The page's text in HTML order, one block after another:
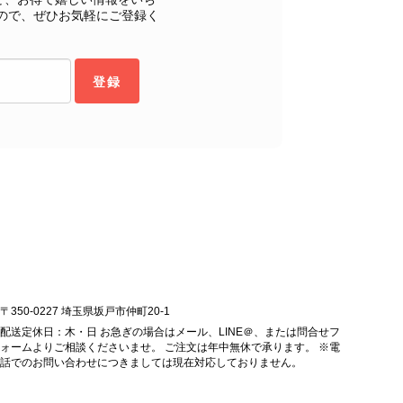
いただいたバッグに続き、今回のバッグも「一軍バッ
いいたします。 VintageShop solo
を購入させていただき、ありがとうございました。
、ぜひお気軽にご登録く
登録
〒350-0227 埼玉県坂戸市仲町20-1
配送定休日：木・日 お急ぎの場合はメール、LINE＠、または問合せフ
ォームよりご相談くださいませ。 ご注文は年中無休で承ります。 ※電
話でのお問い合わせにつきましては現在対応しておりません。